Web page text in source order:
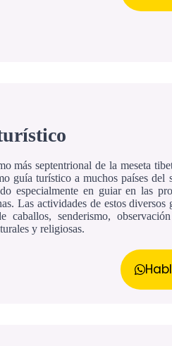
más septentrional de la meseta
guía turístico a muchos países del
especialmente en guiar en las
Las actividades de estos diversos
senderismo,
y religiosas.